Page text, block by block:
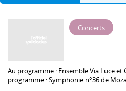
Concerts
Au programme : Ensemble Via Luceet
programme : Symphonie n°36 de